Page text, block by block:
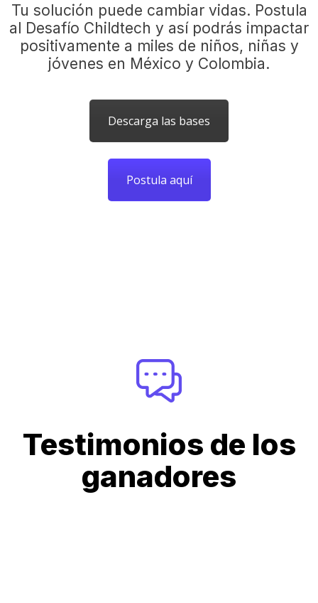
Tu solución puede cambiar vidas. Postula
al Desafío Childtech y así podrás impactar
positivamente a miles de niños, niñas y
jóvenes en México y Colombia.
Descarga las bases
Postula aquí
Testimonios de los
ganadores